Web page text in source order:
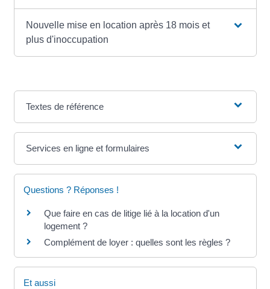
Nouvelle mise en location après 18 mois et
plus d'inoccupation
Textes de référence
Services en ligne et formulaires
Questions ? Réponses !
Que faire en cas de litige lié à la location d'un
logement ?
Complément de loyer : quelles sont les règles ?
Et aussi